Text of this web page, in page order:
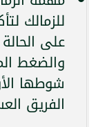
للزمالك
على
والضغط
شوطها
الفريق